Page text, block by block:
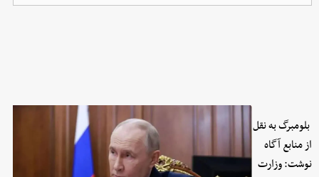
بلومبرگ به نقل
از منابع آگاه
نوشت:‌ وزارت